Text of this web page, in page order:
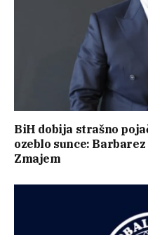
BiH dobija strašno
ozeblo sunce:
Zmajem